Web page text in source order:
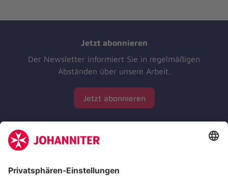
Jetzt abonnieren
Der Newsletter informiert Sie in regelmäßigen
Abständen über unsere Arbeit.
Jetzt abonnieren
Zertifizierung der Johanniter-Unfall-Hilfe e.V.